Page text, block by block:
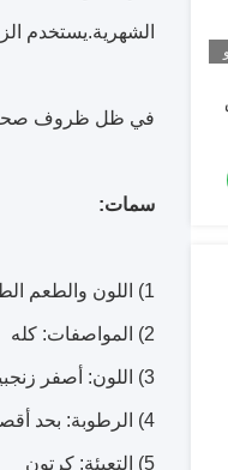
الشهرية.يستخدم
في ظل ظروف صحية
سمات:
1) اللون والطعم الطبيعي
2) المواصفات: كله
3) اللون: أصفر زنجبيل
4) الرطوبة: بحد أقصى 13٪
5) التعبئة: كرتون